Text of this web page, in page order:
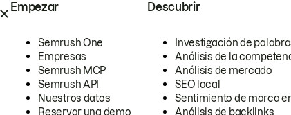
Empezar
Semrush One
Empresas
Semrush MCP
Semrush API
Nuestros datos
Reservar una demo
Descubrir
Investigación de
Análisis de la
Análisis de mercado
SEO local
Sentimiento de marca
Análisis de backlinks